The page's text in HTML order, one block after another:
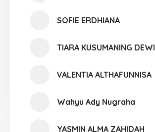
SOFIE ERDHIANA
TIARA KUSUMANING DEWI
VALENTIA ALTHAFUNNISA
Wahyu Ady Nugraha
YASMIN ALMA ZAHIDAH